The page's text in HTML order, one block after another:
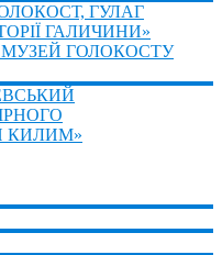
ГУЛАГ
ГАЛИЧИНИ»
ГОЛОКОСТУ
КИЛИМ»